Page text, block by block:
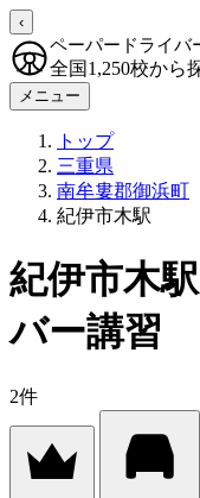
‹
ペーパードライバ
全国1,250校から
メニュー
トップ
三重県
南牟婁郡御浜町
紀伊市木駅
紀伊市木
バー講習
2件